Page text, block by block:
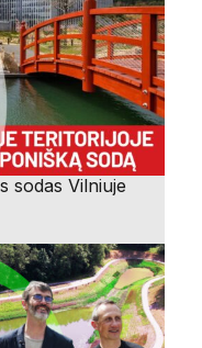
sodas Vilniuje